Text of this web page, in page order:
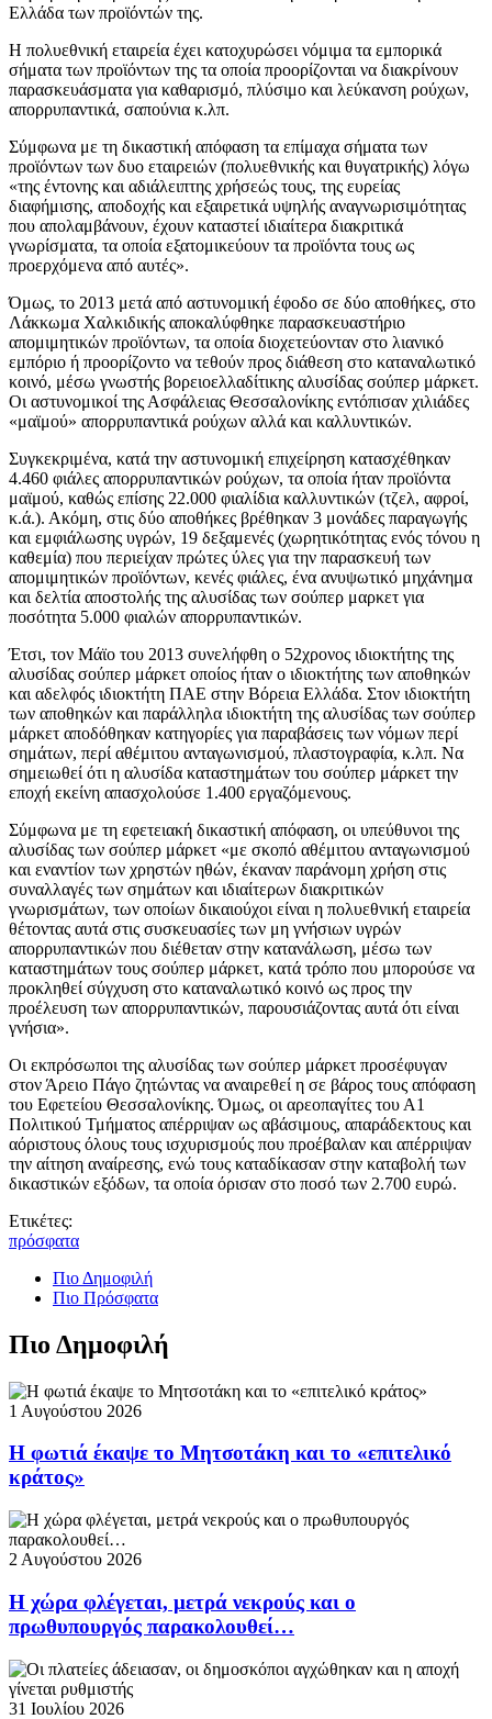
Ελλάδα των προϊόντών της.
Η πολυεθνική εταιρεία έχει κατοχυρώσει νόμιμα τα εμπορικά
σήματα των προϊόντων της τα οποία προορίζονται να διακρίνουν
παρασκευάσματα για καθαρισμό, πλύσιμο και λεύκανση ρούχων,
απορρυπαντικά, σαπούνια κ.λπ.
Σύμφωνα με τη δικαστική απόφαση τα επίμαχα σήματα των
προϊόντων των δυο εταιρειών (πολυεθνικής και θυγατρικής) λόγω
«της έντονης και αδιάλειπτης χρήσεώς τους, της ευρείας
διαφήμισης, αποδοχής και εξαιρετικά υψηλής αναγνωρισιμότητας
που απολαμβάνουν, έχουν καταστεί ιδιαίτερα διακριτικά
γνωρίσματα, τα οποία εξατομικεύουν τα προϊόντα τους ως
προερχόμενα από αυτές».
Όμως, το 2013 μετά από αστυνομική έφοδο σε δύο αποθήκες, στο
Λάκκωμα Χαλκιδικής αποκαλύφθηκε παρασκευαστήριο
απομιμητικών προϊόντων, τα οποία διοχετεύονταν στο λιανικό
εμπόριο ή προορίζοντο να τεθούν προς διάθεση στο καταναλωτικό
κοινό, μέσω γνωστής βορειοελλαδίτικης αλυσίδας σούπερ μάρκετ.
Οι αστυνομικοί της Ασφάλειας Θεσσαλονίκης εντόπισαν χιλιάδες
«μαϊμού» απορρυπαντικά ρούχων αλλά και καλλυντικών.
Συγκεκριμένα, κατά την αστυνομική επιχείρηση κατασχέθηκαν
4.460 φιάλες απορρυπαντικών ρούχων, τα οποία ήταν προϊόντα
μαϊμού, καθώς επίσης 22.000 φιαλίδια καλλυντικών (τζελ, αφροί,
κ.ά.). Ακόμη, στις δύο αποθήκες βρέθηκαν 3 μονάδες παραγωγής
και εμφιάλωσης υγρών, 19 δεξαμενές (χωρητικότητας ενός τόνου η
καθεμία) που περιείχαν πρώτες ύλες για την παρασκευή των
απομιμητικών προϊόντων, κενές φιάλες, ένα ανυψωτικό μηχάνημα
και δελτία αποστολής της αλυσίδας των σούπερ μαρκετ για
ποσότητα 5.000 φιαλών απορρυπαντικών.
Έτσι, τον Μάϊο του 2013 συνελήφθη ο 52χρονος ιδιοκτήτης της
αλυσίδας σούπερ μάρκετ οποίος ήταν ο ιδιοκτήτης των αποθηκών
και αδελφός ιδιοκτήτη ΠΑΕ στην Βόρεια Ελλάδα. Στον ιδιοκτήτη
των αποθηκών και παράλληλα ιδιοκτήτη της αλυσίδας των σούπερ
μάρκετ αποδόθηκαν κατηγορίες για παραβάσεις των νόμων περί
σημάτων, περί αθέμιτου ανταγωνισμού, πλαστογραφία, κ.λπ. Να
σημειωθεί ότι η αλυσίδα καταστημάτων του σούπερ μάρκετ την
εποχή εκείνη απασχολούσε 1.400 εργαζόμενους.
Σύμφωνα με τη εφετειακή δικαστική απόφαση, οι υπεύθυνοι της
αλυσίδας των σούπερ μάρκετ «με σκοπό αθέμιτου ανταγωνισμού
και εναντίον των χρηστών ηθών, έκαναν παράνομη χρήση στις
συναλλαγές των σημάτων και ιδιαίτερων διακριτικών
γνωρισμάτων, των οποίων δικαιούχοι είναι η πολυεθνική εταιρεία
θέτοντας αυτά στις συσκευασίες των μη γνήσιων υγρών
απορρυπαντικών που διέθεταν στην κατανάλωση, μέσω των
καταστημάτων τους σούπερ μάρκετ, κατά τρόπο που μπορούσε να
προκληθεί σύγχυση στο καταναλωτικό κοινό ως προς την
προέλευση των απορρυπαντικών, παρουσιάζοντας αυτά ότι είναι
γνήσια».
Οι εκπρόσωποι της αλυσίδας των σούπερ μάρκετ προσέφυγαν
στον Άρειο Πάγο ζητώντας να αναιρεθεί η σε βάρος τους απόφαση
του Εφετείου Θεσσαλονίκης. Όμως, οι αρεοπαγίτες του Α1
Πολιτικού Τμήματος απέρριψαν ως αβάσιμους, απαράδεκτους και
αόριστους όλους τους ισχυρισμούς που προέβαλαν και απέρριψαν
την αίτηση αναίρεσης, ενώ τους καταδίκασαν στην καταβολή των
δικαστικών εξόδων, τα οποία όρισαν στο ποσό των 2.700 ευρώ.
Ετικέτες:
πρόσφατα
Πιο Δημοφιλή
Πιο Πρόσφατα
Πιο Δημοφιλή
1 Αυγούστου 2026
Η φωτιά έκαψε το Μητσοτάκη και το «επιτελικό
κράτος»
2 Αυγούστου 2026
Η χώρα φλέγεται, μετρά νεκρούς και ο
πρωθυπουργός παρακολουθεί…
31 Ιουλίου 2026